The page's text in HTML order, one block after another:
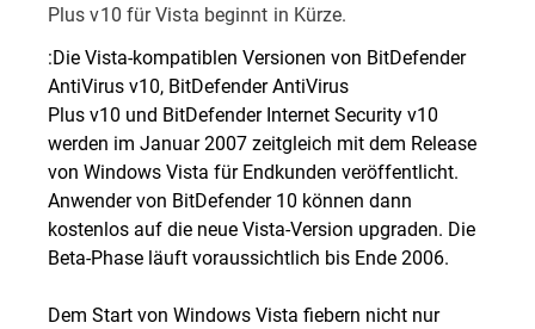
Plus v10 für Vista beginnt in Kürze.
:Die Vista-kompatiblen Versionen von BitDefender
AntiVirus v10, BitDefender AntiVirus
Plus v10 und BitDefender Internet Security v10
werden im Januar 2007 zeitgleich mit dem Release
von Windows Vista für Endkunden veröffentlicht.
Anwender von BitDefender 10 können dann
kostenlos auf die neue Vista-Version upgraden. Die
Beta-Phase läuft voraussichtlich bis Ende 2006.
Dem Start von Windows Vista fiebern nicht nur